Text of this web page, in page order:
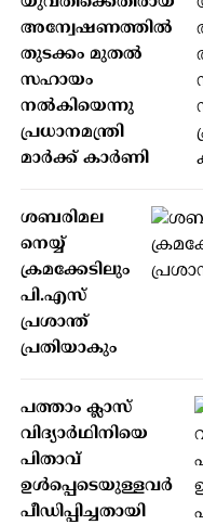
അന്വേഷണത്തില്‍
തുടക്കം മുതല്‍
സഹായം
നല്‍കിയെന്നു
പ്രധാനമന്ത്രി
മാര്‍ക്ക് കാര്‍ണി
ശബരിമല
നെയ്യ്
ക്രമക്കേടിലും
പി.എസ്
പ്രശാന്ത്
പ്രതിയാകും
പത്താം ക്ലാസ്
വിദ്യാര്‍ഥിനിയെ
പിതാവ്
ഉള്‍പ്പെടെയുള്ളവര്‍
പീഡിപ്പിച്ചതായി